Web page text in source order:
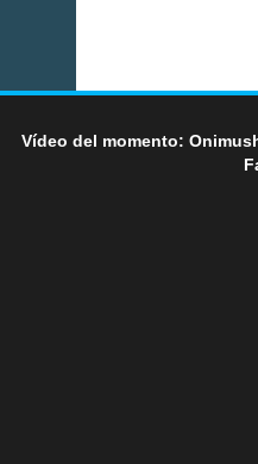
Vídeo del momento: